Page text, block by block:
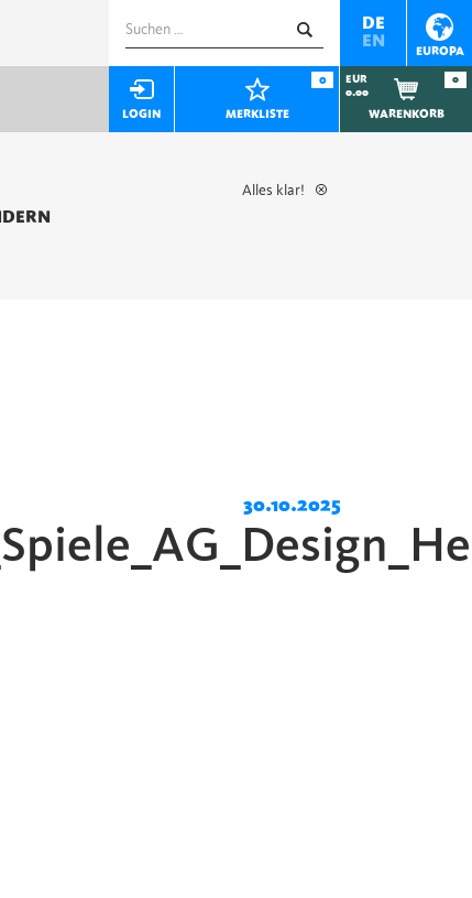
DE
EN
EUROPA
Suchen
nach:
LOGIN MERKLISTE
0
EUR
0.00
WARENKORB
0
Alles klar!
30.10.2025